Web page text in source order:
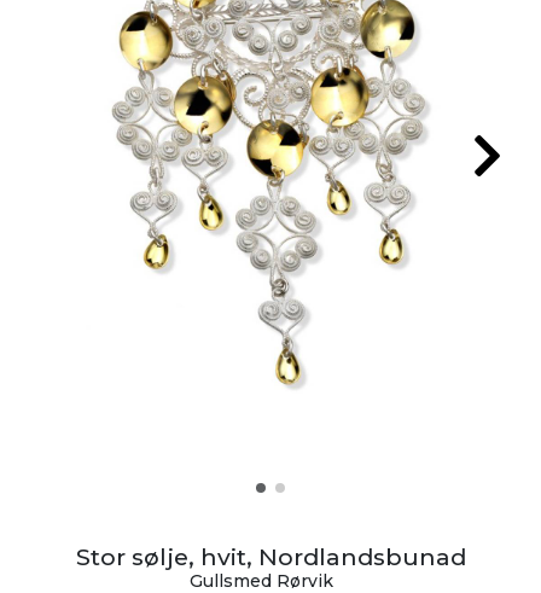
Stor sølje, hvit, Nordlandsbunad
Gullsmed Rørvik